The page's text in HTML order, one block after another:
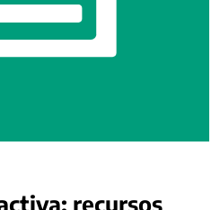
recursos